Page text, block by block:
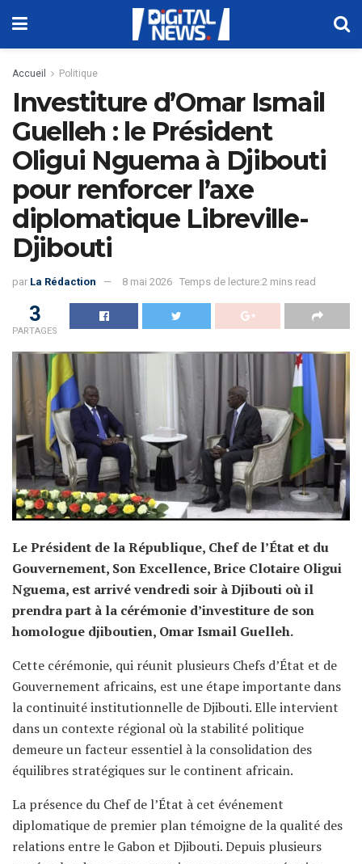
Accueil Politique
Investiture d’Omar Ismail
Guelleh : le Président
Oligui Nguema à Djibouti
pour renforcer l’axe
diplomatique Libreville-
Djibouti
par La Rédaction 8 mai 2026 Temps de lecture:2 mins read
3
PARTAGES
Le Président de la République, Chef de l’État et du
Gouvernement, Son Excellence, Brice Clotaire Oligui
Nguema, est arrivé vendredi soir à Djibouti où il
prendra part à la cérémonie d’investiture de son
homologue djiboutien, Omar Ismail Guelleh.
Cette cérémonie, qui réunit plusieurs Chefs d’État et de
Gouvernement africains, est une étape importante dans
la continuité institutionnelle de Djibouti. Elle intervient
dans un contexte régional où la stabilité politique
demeure un facteur essentiel à la consolidation des
équilibres stratégiques sur le continent africain.
La présence du Chef de l’État à cet événement
diplomatique de premier plan témoigne de la qualité des
relations entre le Gabon et Djibouti. Depuis plusieurs